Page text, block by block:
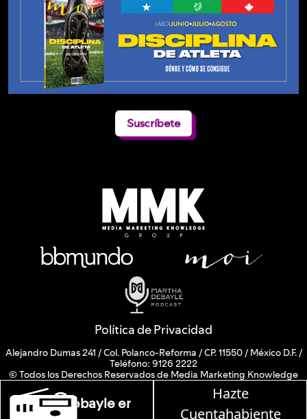
en W, lunes a viernes de 10 a 13 hrs.
Hazte
Cuentahabiente
Suscríbete
Política de Privacidad
Alejandro Dumas 241 / Col. Polanco-Reforma / CP. 11550 / México D.F. /
Teléfono: 9126 2222
© Todos los Derechos Reservados de Media Marketing Knowledge
Group www.mmkgroup.com.mx
Prohibida la reproducción total o parcial, incluyendo cualquier medio
electrónico o magnético.